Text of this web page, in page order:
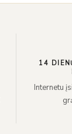
14
Internetu